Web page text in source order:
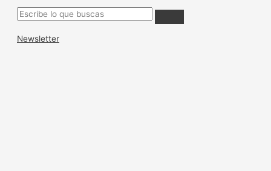
Newsletter